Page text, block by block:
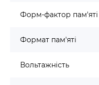
Форм-фактор пам'яті
Формат пам'яті
Вольтажність